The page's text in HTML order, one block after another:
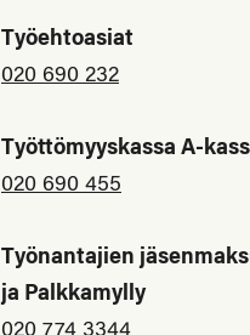
Työehtoasiat
020 690 232
Työttömyyskassa A-
020 690 455
Työnantajien
ja Palkkamylly